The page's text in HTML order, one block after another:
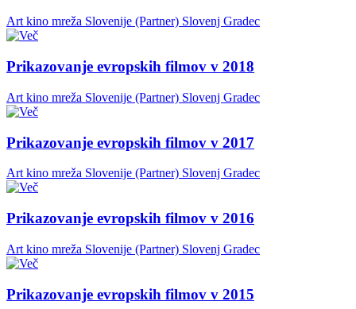
Art kino mreža Slovenije (Partner) Slovenj Gradec
Prikazovanje evropskih filmov v 2018
Art kino mreža Slovenije (Partner) Slovenj Gradec
Prikazovanje evropskih filmov v 2017
Art kino mreža Slovenije (Partner) Slovenj Gradec
Prikazovanje evropskih filmov v 2016
Art kino mreža Slovenije (Partner) Slovenj Gradec
Prikazovanje evropskih filmov v 2015